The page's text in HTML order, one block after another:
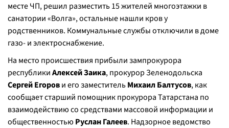
месте ЧП, решил разместить 15 жителей многоэтажки в
санатории «Волга», остальные нашли кров у
родственников. Коммунальные службы отключили в доме
газо- и электроснабжение.
На место происшествия прибыли зампрокурора
республикиАлексей Заика, прокурор Зеленодольска
Сергей Егорови его заместительМихаил Балтусов, как
сообщает старший помощник прокурора Татарстана по
взаимодействию со средствами массовой информации и
общественностью Руслан Галеев. Надзорное ведомство